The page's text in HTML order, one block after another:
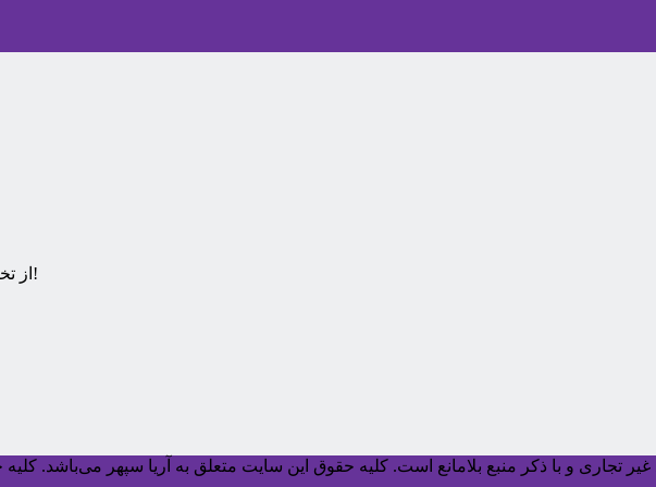
از تخفیف‌ها و جدیدترین‌های آریا سپهر باخبر شوید!
تجاری و با ذکر منبع بلامانع است. کليه حقوق اين سايت متعلق به آریا سپهر می‌باشد.